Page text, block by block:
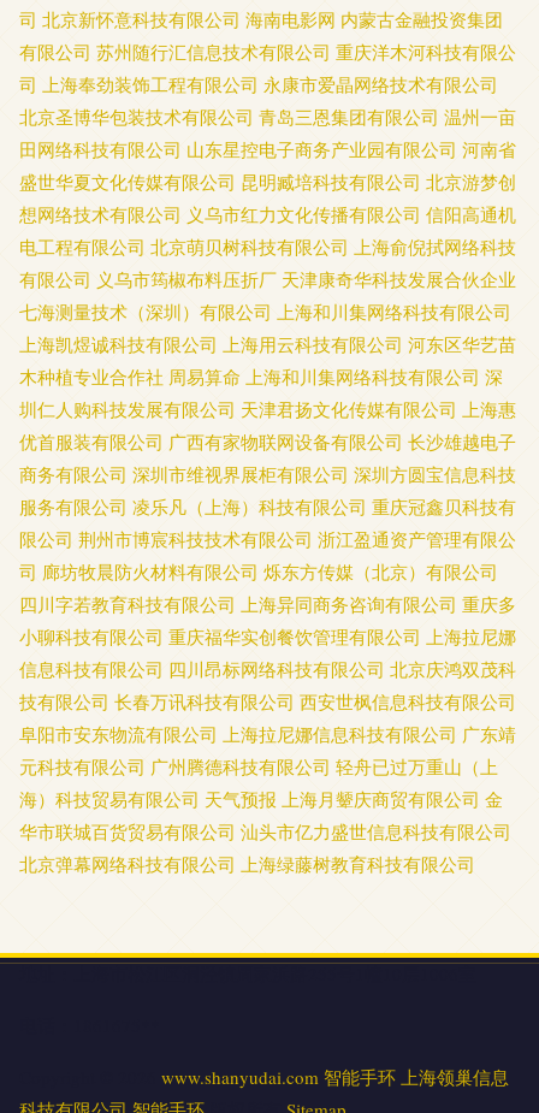
司 北京新怀意科技有限公司 海南电影网 内蒙古金融投资集团
有限公司 苏州随行汇信息技术有限公司 重庆洋木河科技有限公
司 上海奉劲装饰工程有限公司 永康市爱晶网络技术有限公司
北京圣博华包装技术有限公司 青岛三恩集团有限公司 温州一亩
田网络科技有限公司 山东星控电子商务产业园有限公司 河南省
盛世华夏文化传媒有限公司 昆明臧培科技有限公司 北京游梦创
想网络技术有限公司 义乌市红力文化传播有限公司 信阳高通机
电工程有限公司 北京萌贝树科技有限公司 上海俞倪拭网络科技
有限公司 义乌市筠椒布料压折厂 天津康奇华科技发展合伙企业
七海测量技术（深圳）有限公司 上海和川集网络科技有限公司
上海凯煜诚科技有限公司 上海用云科技有限公司 河东区华艺苗
木种植专业合作社 周易算命 上海和川集网络科技有限公司 深
圳仁人购科技发展有限公司 天津君扬文化传媒有限公司 上海惠
优首服装有限公司 广西有家物联网设备有限公司 长沙雄越电子
商务有限公司 深圳市维视界展柜有限公司 深圳方圆宝信息科技
服务有限公司 凌乐凡（上海）科技有限公司 重庆冠鑫贝科技有
限公司 荆州市博宸科技技术有限公司 浙江盈通资产管理有限公
司 廊坊牧晨防火材料有限公司 烁东方传媒（北京）有限公司
四川字若教育科技有限公司 上海异同商务咨询有限公司 重庆多
小聊科技有限公司 重庆福华实创餐饮管理有限公司 上海拉尼娜
信息科技有限公司 四川昂标网络科技有限公司 北京庆鸿双茂科
技有限公司 长春万讯科技有限公司 西安世枫信息科技有限公司
阜阳市安东物流有限公司 上海拉尼娜信息科技有限公司 广东靖
元科技有限公司 广州腾德科技有限公司 轻舟已过万重山（上
海）科技贸易有限公司 天气预报 上海月颦庆商贸有限公司 金
华市联城百货贸易有限公司 汕头市亿力盛世信息科技有限公司
北京弹幕网络科技有限公司 上海绿藤树教育科技有限公司
www.shanyudai.com 智能手环 上海领巢信息